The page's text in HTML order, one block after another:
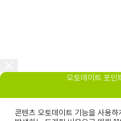
오토데이트 포인
콘텐츠 오토데이트 기능을 사용